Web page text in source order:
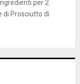
per 2
di Prosciutto di